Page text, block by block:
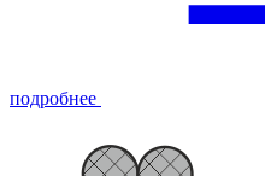
подробнее